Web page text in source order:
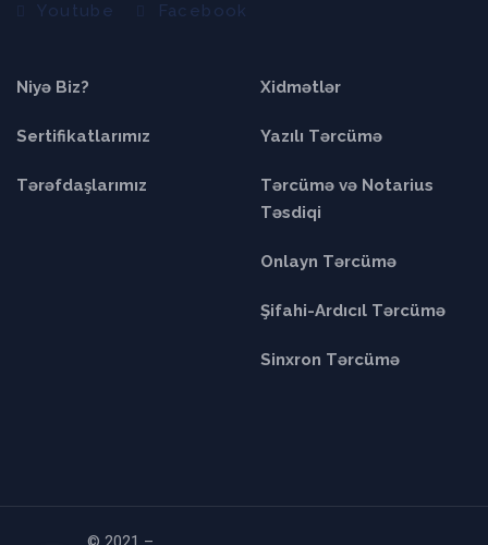
Youtube
Facebook
Niyə Biz?
Sertifikatlarımız
Tərəfdaşlarımız
Xidmətlər
Yazılı Tərcümə
Tərcümə və Notarius
Təsdiqi
Onlayn Tərcümə
Şifahi-Ardıcıl Tərcümə
Sinxron Tərcümə